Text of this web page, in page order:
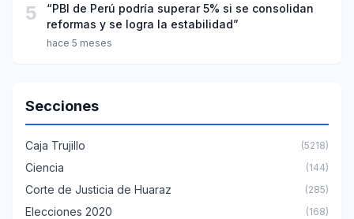
5
“PBI de Perú podría superar 5% si se consolidan
reformas y se logra la estabilidad”
hace 5 meses
Secciones
Caja Trujillo (5218)
Ciencia (144)
Corte de Justicia de Huaraz (285)
Elecciones 2020 (168)